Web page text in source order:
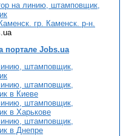
на линию, штамповщик,
гр. Каменск. р-н.
портале Jobs.ua
штамповщик,
штамповщик,
в Киеве
штамповщик,
в Харькове
штамповщик,
в Днепре